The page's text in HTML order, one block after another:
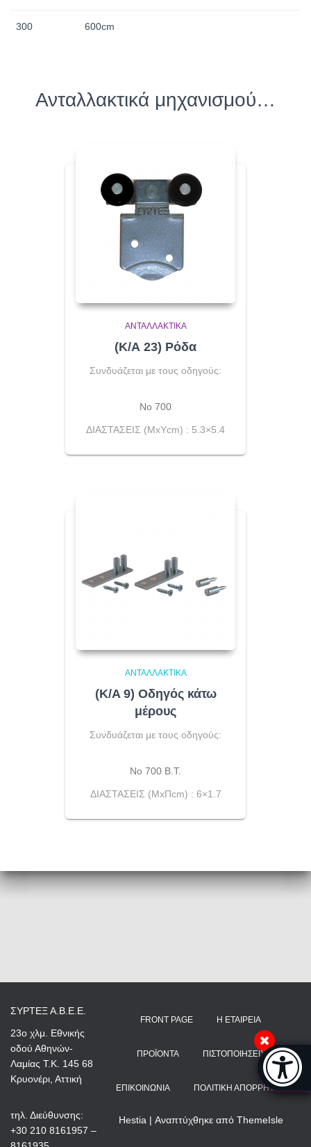
Μπάρα
300 600cm
Ανταλλακτικά μηχανισμού…
ΑΝΤΑΛΛΑΚΤΙΚΆ
(Κ/Α 23) Ρόδα
Συνδυάζεται με τους οδηγούς:
No 700
ΔΙΑΣΤΑΣΕΙΣ (ΜxΥcm) : 5.3×5.4
ΑΝΤΑΛΛΑΚΤΙΚΆ
(K/A 9) Οδηγός κάτω
μέρους
Συνδυάζεται με τους οδηγούς:
No 700 B.T.
ΔΙΑΣΤΑΣΕΙΣ (ΜxΠcm) : 6×1.7
ΣΥΡΤΕΞ Α.Β.Ε.Ε.
23ο χλμ. Εθνικής
οδού Αθηνών-
Λαμίας Τ.Κ. 145 68
Κρυονέρι, Αττική
τηλ. Διεύθυνσης:
+30 210 8161957 –
FRONT PAGE Η ΕΤΑΙΡΕΊΑ
ΠΡΟΪΌΝΤΑ ΠΙΣΤΟΠΟΙΉΣΕΙΣ
ΕΠΙΚΟΙΝΩΝΊΑ ΠΟΛΙΤΙΚΉ ΑΠΟΡΡΉΤΟΥ
Hestia | Αναπτύχθηκε από ThemeIsle